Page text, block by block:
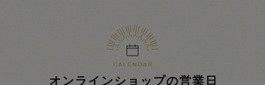
オンラインショップの営業日